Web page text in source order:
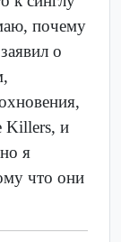
почему
о
Killers, и
я
что они